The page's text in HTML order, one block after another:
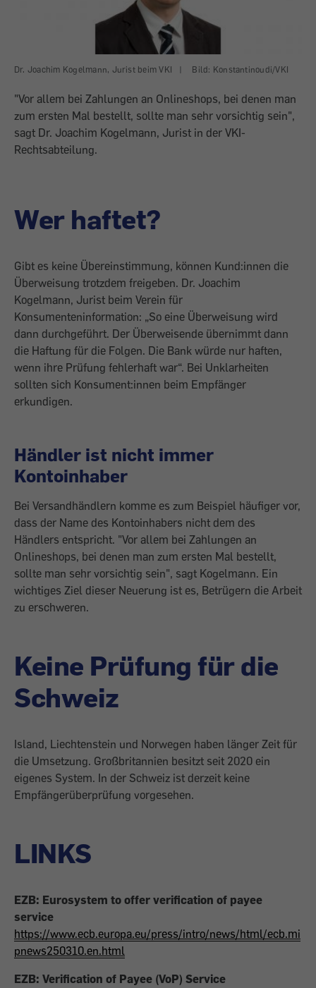
Dr. Joachim Kogelmann, Jurist beim VKI | Bild: Konstantinoudi/VKI
"Vor allem bei Zahlungen an Onlineshops, bei denen man
zum ersten Mal bestellt, sollte man sehr vorsichtig sein",
sagt Dr. Joachim Kogelmann, Jurist in der VKI-
Rechtsabteilung.
Wer haftet?
Gibt es keine Übereinstimmung, können Kund:innen die
Überweisung trotzdem freigeben. Dr. Joachim
Kogelmann, Jurist beim Verein für
Konsumenteninformation: „So eine Überweisung wird
dann durchgeführt. Der Überweisende übernimmt dann
die Haftung für die Folgen. Die Bank würde nur haften,
wenn ihre Prüfung fehlerhaft war“. Bei Unklarheiten
sollten sich Konsument:innen beim Empfänger
erkundigen.
Händler ist nicht immer
Kontoinhaber
Bei Versandhändlern komme es zum Beispiel häufiger vor,
dass der Name des Kontoinhabers nicht dem des
Händlers entspricht. "Vor allem bei Zahlungen an
Onlineshops, bei denen man zum ersten Mal bestellt,
sollte man sehr vorsichtig sein", sagt Kogelmann. Ein
wichtiges Ziel dieser Neuerung ist es, Betrügern die Arbeit
zu erschweren.
Keine Prüfung für die
Schweiz
Island, Liechtenstein und Norwegen haben länger Zeit für
die Umsetzung. Großbritannien besitzt seit 2020 ein
eigenes System. In der Schweiz ist derzeit keine
Empfängerüberprüfung vorgesehen.
LINKS
EZB: Eurosystem to offer verification of payee
service
https://www.ecb.europa.eu/press/intro/news/html/ecb.mi
pnews250310.en.html
EZB: Verification of Payee (VoP) Service